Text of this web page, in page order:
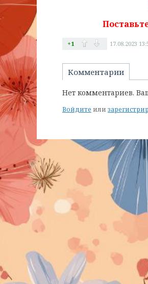
+1 17.08.2023
Комментарии
Нет комментариев.
Войдите или